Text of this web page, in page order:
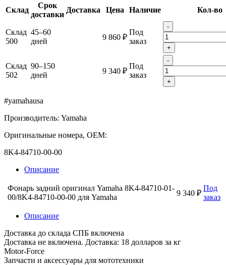
Склад
Срок
доставки
Доставка Цена Наличие Кол-во
Склад
500
45–60
дней
9 860 ₽
Под
заказ
-
+
Склад
502
90–150
дней
9 340 ₽
Под
заказ
-
+
#yamahausa
Производитель: Yamaha
Оригинальные номера, OEM:
8K4-84710-00-00
Описание
Фонарь задний оригинал Yamaha 8K4-84710-01-
00/8K4-84710-00-00 для Yamaha
9 340 ₽
Под
заказ
Описание
Доставка до склада СПБ включена
Доставка не включена. Доставка: 18 долларов за кг
Motor-Force
Запчасти и аксессуары для мототехники